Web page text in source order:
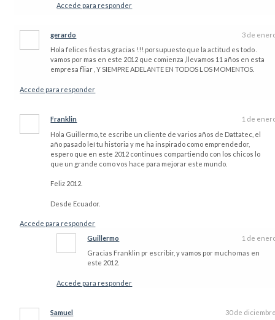
Accede para responder
gerardo
3 de
Hola felices fiestas,gracias !!! porsupuesto que la actitud es todo .
vamos por mas en este 2012 que comienza ,llevamos 11 años en esta
empresa fliar , Y SIEMPRE ADELANTE EN TODOS LOS MOMENTOS.
Accede para responder
Franklin
1 de
Hola Guillermo, te escribe un cliente de varios años de Dattatec, el
año pasado leí tu historia y me ha inspirado como emprendedor,
espero que en este 2012 continues compartiendo con los chicos lo
que un grande como vos hace para mejorar este mundo.
Feliz 2012.
Desde Ecuador.
Accede para responder
Guillermo
1 de
Gracias Franklin pr escribir, y vamos por mucho mas en
este 2012.
Accede para responder
Samuel
30 de